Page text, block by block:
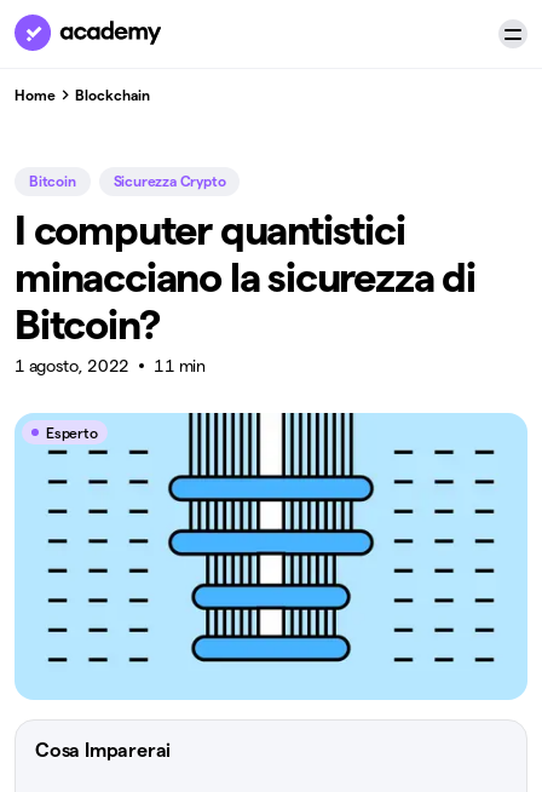
Home Blockchain
Bitcoin Sicurezza Crypto
I computer quantistici
minacciano la sicurezza di
Bitcoin?
1 agosto, 2022 11 min
Esperto
Cosa Imparerai